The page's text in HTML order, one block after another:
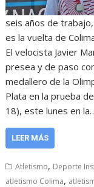
seis años de
es la vuelta de
El velocista Javier
presea y de paso
medallero de la
Plata en la prueba
18), este lunes en
LEER MÁS
Atletismo, Deporte
atletismo Colima,